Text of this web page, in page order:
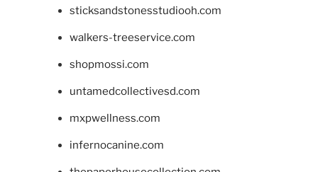
sticksandstonesstudiooh.com
walkers-treeservice.com
shopmossi.com
untamedcollectivesd.com
mxpwellness.com
infernocanine.com